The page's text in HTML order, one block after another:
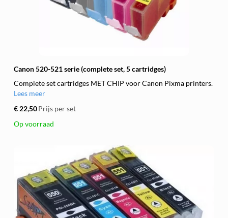
Canon 520-521 serie (complete set, 5 cartridges)
Complete set cartridges MET CHIP voor Canon Pixma printers.
Lees meer
€ 22,50Prijs per set
Op voorraad